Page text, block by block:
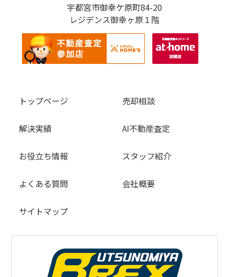
宇都宮市御幸ケ原町84-20
レジデンス御幸ヶ原１階
トップページ 売却相談
解決実績 AI不動産査定
お役立ち情報 スタッフ紹介
よくある質問 会社概要
サイトマップ